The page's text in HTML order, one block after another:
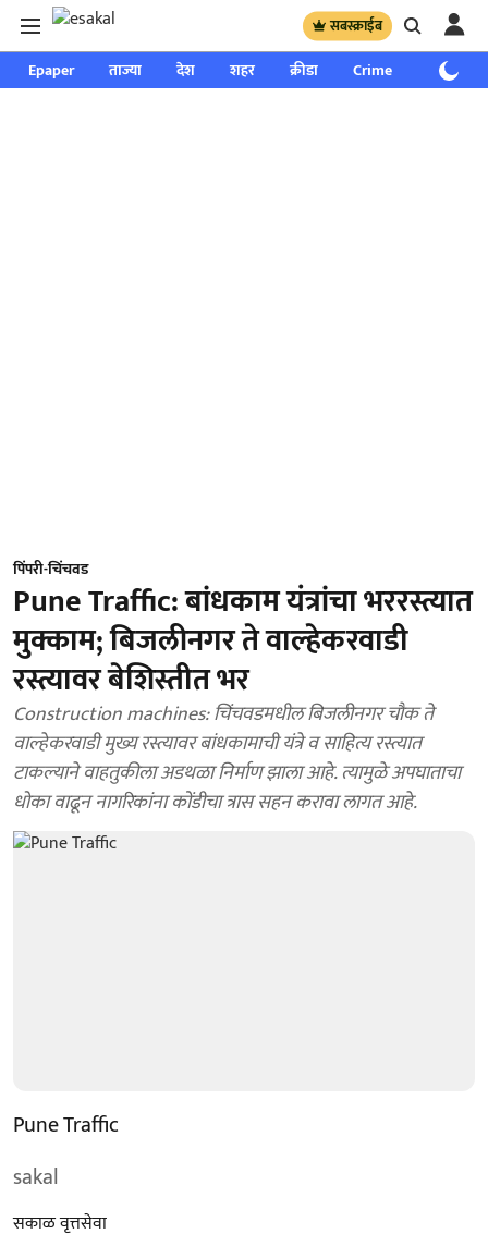
सबस्क्राईब
Epaper ताज्या देश शहर क्रीडा Crime साप्ताहिक
पिंपरी-चिंचवड
Pune Traffic: बांधकाम यंत्रांचा भररस्त्यात
मुक्काम; बिजलीनगर ते वाल्हेकरवाडी
रस्त्यावर बेशिस्तीत भर
Construction machines: चिंचवडमधील बिजलीनगर चौक ते
वाल्हेकरवाडी मुख्य रस्त्यावर बांधकामाची यंत्रे व साहित्य रस्त्यात
टाकल्याने वाहतुकीला अडथळा निर्माण झाला आहे. त्यामुळे अपघाताचा
धोका वाढून नागरिकांना कोंडीचा त्रास सहन करावा लागत आहे.
Pune Traffic
sakal
सकाळ वृत्तसेवा